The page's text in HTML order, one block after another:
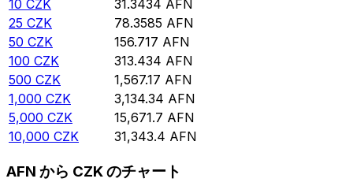
10 CZK 31.3434 AFN
25 CZK 78.3585 AFN
50 CZK 156.717 AFN
100 CZK 313.434 AFN
500 CZK 1,567.17 AFN
1,000 CZK 3,134.34 AFN
5,000 CZK 15,671.7 AFN
10,000 CZK 31,343.4 AFN
AFN から CZK のチャート